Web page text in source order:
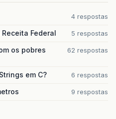
4 respostas
Federal 5 respostas
os pobres
62 respostas
em C? 6 respostas
9 respostas